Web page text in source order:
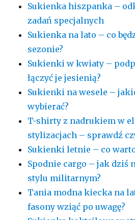
Sukienka hiszpanka –
zadań specjalnych
Sukienka na lato – co
sezonie?
Sukienki w kwiaty –
łączyć je jesienią?
Sukienki na wesele –
wybierać?
T-shirty z nadrukiem w
stylizacjach – sprawdź
Sukienki letnie – co
Spodnie cargo – jak dziś
stylu militarnym?
Tania modna kiecka na
fasony wziąć po uwagę?